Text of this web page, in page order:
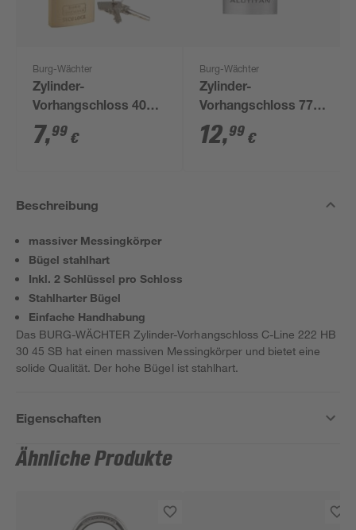
Burg-Wächter
Zylinder-
Vorhangschloss 405
HB 40 65 SB
7,99 €
Burg-Wächter
Zylinder-
Vorhangschloss 770
50 mm SB
12,99 €
Beschreibung
massiver Messingkörper
Bügel stahlhart
Inkl. 2 Schlüssel pro Schloss
Stahlharter Bügel
Einfache Handhabung
Das BURG-WÄCHTER Zylinder-Vorhangschloss C-Line 222 HB
30 45 SB hat einen massiven Messingkörper und bietet eine
solide Qualität. Der hohe Bügel ist stahlhart.
Eigenschaften
Ähnliche Produkte